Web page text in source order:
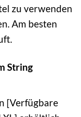
zu verwenden
Am besten
String
[Verfügbare